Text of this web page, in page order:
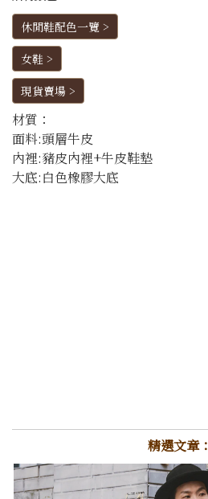
休閒鞋配色一覽 >
女鞋 >
現貨賣場 >
材質：
面料:頭層牛皮
內裡:豬皮內裡+牛皮鞋墊
大底:白色橡膠大底
精選文章：